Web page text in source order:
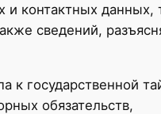
и контактных данных,
сведений,
к государственной
обязательств,